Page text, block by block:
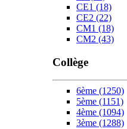
CE1 (18)
CE2 (22)
CM1 (18)
CM2 (43)
Collège
6ème (1250)
5ème (1151)
4ème (1094)
3ème (1288)